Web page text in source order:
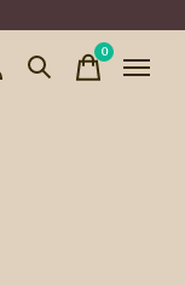
0items